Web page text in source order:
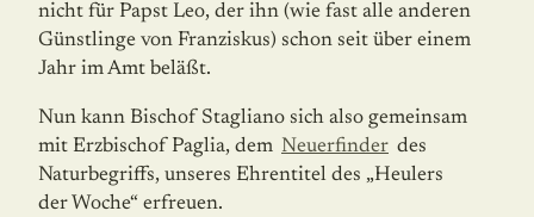
nicht für Papst Leo, der ihn (wie fast alle anderen
Günstlinge von Franziskus) schon seit über einem
Jahr im Amt beläßt.
Nun kann Bischof Stagliano sich also gemeinsam
mit Erzbischof Paglia, dem Neuerfin­der des
Naturbegriffs, unseres Ehrentitel des „Heulers
der Woche“ erfreuen.